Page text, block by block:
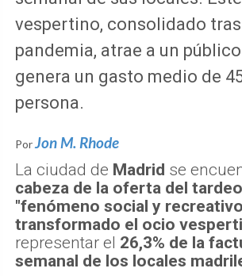
vespertino, consolidado
pandemia, atrae a un
genera un gasto medio de
persona.
PorJon M. Rhode
La ciudad de Madrid se
cabeza de la oferta del tardeo
"fenómeno social y
transformado el ocio
representar el 26,3% de la
semanal de los locales